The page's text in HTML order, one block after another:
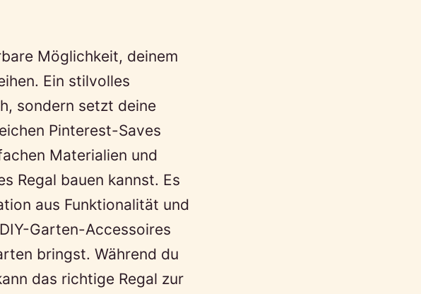
Möglichkeit, deinem
Ein stilvolles
sondern setzt deine
Pinterest-Saves
Materialien und
Regal bauen kannst. Es
aus Funktionalität und
Garten-Accessoires
bringst. Während du
das richtige Regal zur